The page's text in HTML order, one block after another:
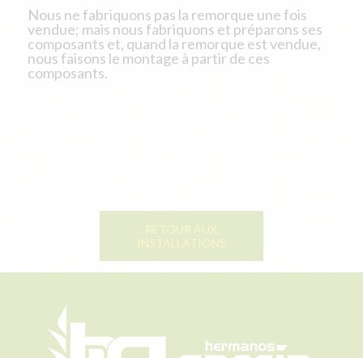
Nous ne fabriquons pas la remorque une fois
vendue; mais nous fabriquons et préparons ses
composants et, quand la remorque est vendue,
nous faisons le montage à partir de ces
composants.
RETOUR AUX
INSTALLATIONS